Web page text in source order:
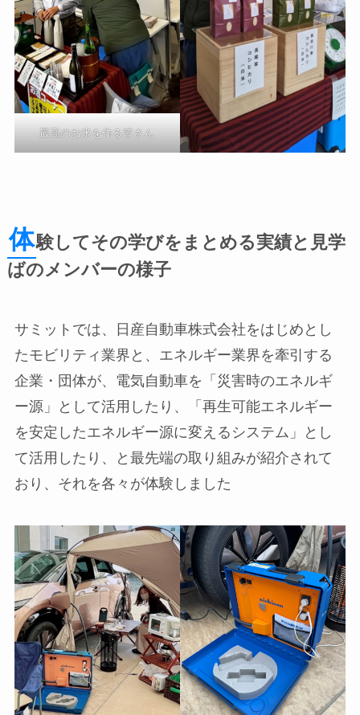
最高のお米を作る皆さん
体験してその学びをまとめる実績と見学
ばのメンバーの様子
サミットでは、日産自動車株式会社をはじめとし
たモビリティ業界と、エネルギー業界を牽引する
企業・団体が、電気自動車を「災害時のエネルギ
ー源」として活用したり、「再生可能エネルギー
を安定したエネルギー源に変えるシステム」とし
て活用したり、と最先端の取り組みが紹介されて
おり、それを各々が体験しました